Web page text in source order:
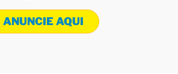
ANUNCIE AQUI